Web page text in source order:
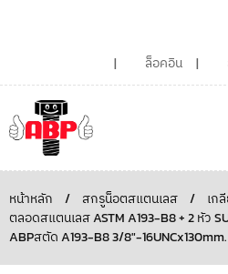
ล็อคอิน
หน้าหลัก / สกรูน็อตสแตนเลส / เก
ตลอดสแตนเลส ASTM A193-B8 + 2 หัว
ABPสตัด A193-B8 3/8″-16UNCx130mm.